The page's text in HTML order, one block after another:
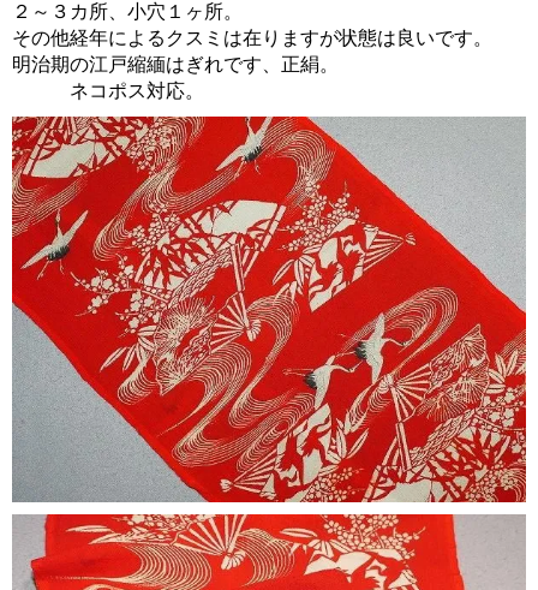
２～３カ所、小穴１ヶ所。
その他経年によるクスミは在りますが状態は良いです。
明治期の江戸縮緬はぎれです、正絹。
ネコポス対応。